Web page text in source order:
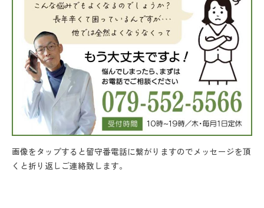
画像をタップすると留守番電話に繋がりますのでメッセージを頂
くと折り返しご連絡致します。